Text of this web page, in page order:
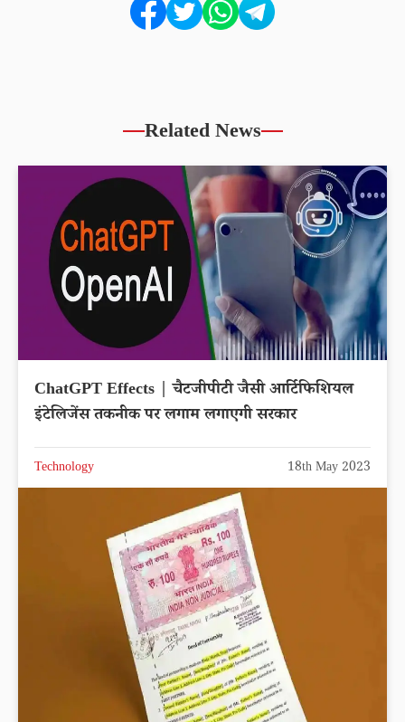
Related News
ChatGPT Effects | चैटजीपीटी जैसी आर्टिफिशियल
इंटेलिजेंस तकनीक पर लगाम लगाएगी सरकार
Technology 18th May 2023